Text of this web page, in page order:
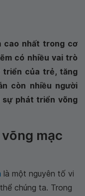
cao nhất trong cơ
có nhiều vai trò
triển của trẻ, tăng
còn nhiều người
phát triển võng
mạc
là một nguyên tố vi
chúng ta. Trong